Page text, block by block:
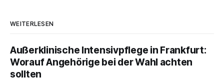
WEITERLESEN
Außerklinische Intensivpflege in Frankfurt:
Worauf Angehörige bei der Wahl achten
sollten